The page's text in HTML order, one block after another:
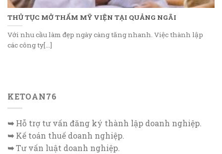
THỦ TỤC MỞ THẨM MỸ VIỆN TẠI QUẢNG NGÃI
Với nhu cầu làm đẹp ngày càng tăng nhanh. Việc thành lập
các công ty[...]
KETOAN76
➥Hỗ trợ tư vấn đăng ký thành lập doanh nghiệp.
➥Kế toán thuế doanh nghiệp.
➥Tư vấn luật doanh nghiệp.